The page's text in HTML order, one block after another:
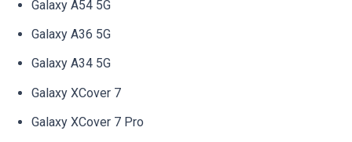
Galaxy A54 5G
Galaxy A36 5G
Galaxy A34 5G
Galaxy XCover 7
Galaxy XCover 7 Pro